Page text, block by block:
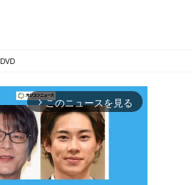
DVD
arrow_forward_ios このニュースを見る